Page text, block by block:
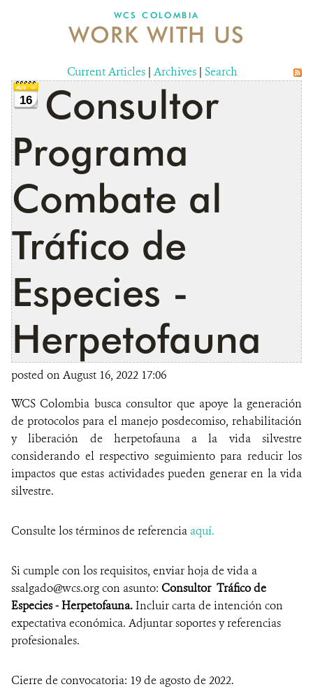
NEWS
PUBLICATIONS
ANNUAL REPORT WCS COLOMBIA
MEDIA COVERAGE
DONATE
WCS COLOMBIA
WORK WITH US
Current Articles | Archives | Search
16
Consultor
Programa
Combate al
Tráfico de
Especies -
Herpetofauna
posted on August 16, 2022 17:06
WCS Colombia busca consultor que apoye la generación
de protocolos para el manejo posdecomiso, rehabilitación
y liberación de herpetofauna a la vida silvestre
considerando el respectivo seguimiento para reducir los
impactos que estas actividades pueden generar en la vida
silvestre.
Consulte los términos de referencia aquí.
Si cumple con los requisitos, enviar hoja de vida a
ssalgado@wcs.org con asunto: Consultor Tráfico de
Especies - Herpetofauna.Incluir carta de intención con
expectativa económica. Adjuntar soportes y referencias
profesionales.
Cierre de convocatoria: 19 de agosto de 2022.